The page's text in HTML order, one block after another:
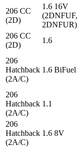
206 CC
(2D)
1.6 16V
(2DNFUF,
2DNFUR)
206 CC
(2D)
1.6
206
Hatchback
(2A/C)
1.6 BiFuel
206
Hatchback
(2A/C)
1.1
206
Hatchback
(2A/C)
1.6 8V